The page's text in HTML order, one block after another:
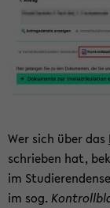
Wer sich über das
schrie­ben hat,
im
im sog.